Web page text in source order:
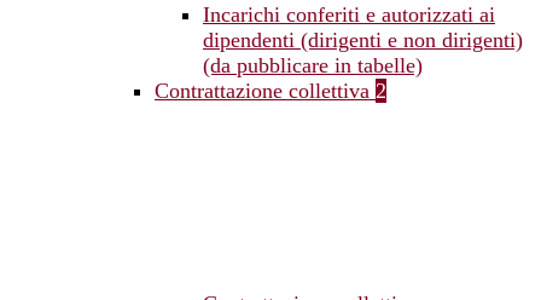
Incarichi conferiti e autorizzati ai
dipendenti (dirigenti e non dirigenti)
(da pubblicare in tabelle)
Contrattazione collettiva 2